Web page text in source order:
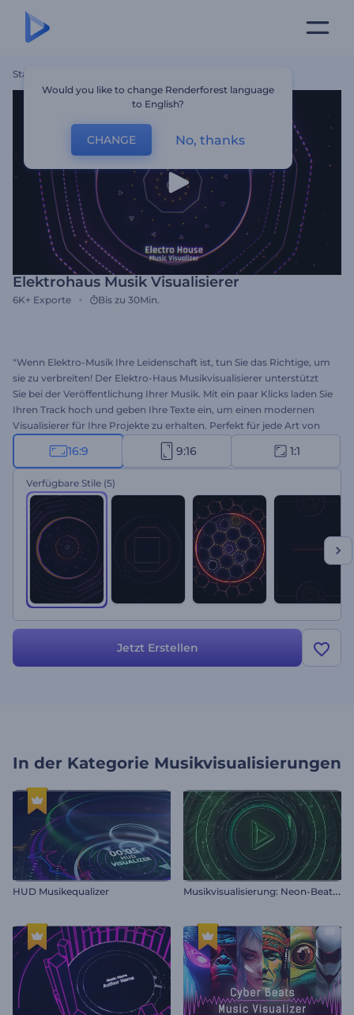
Startseite
Elektrohaus Musik Visualisierer
6K+ Exporte Bis zu 30Min.
"Wenn Elektro-Musik Ihre Leidenschaft ist, tun Sie das Richtige, um
sie zu verbreiten! Der Elektro-Haus Musikvisualisierer unterstützt
Sie bei der Veröffentlichung Ihrer Musik. Mit ein paar Klicks laden Sie
Ihren Track hoch und geben Ihre Texte ein, um einen modernen
Visualisierer für Ihre Projekte zu erhalten. Perfekt für jede Art von
elektronischer, Hip-Hop- oder Techno-Musik. Verwenden Sie es für
Ihre neuen Tracks, Albumveröffentlichungen, Single-Promos und
viele andere Projekte. Es ist an der Zeit, Ihre musikalische
Kreativität mit Ihrer Fangemeinde zu teilen. Probieren Sie diese
Vorlage gleich aus! "
16:9 9:16 1:1
Verfügbare Stile (5)
Jetzt Erstellen
In der Kategorie Musikvisualisierungen
HUD Musikequalizer M
usikvisualisierung: Neon-Beat Wellen
Would you like to change Renderforest language
to English?
CHANGE No, thanks